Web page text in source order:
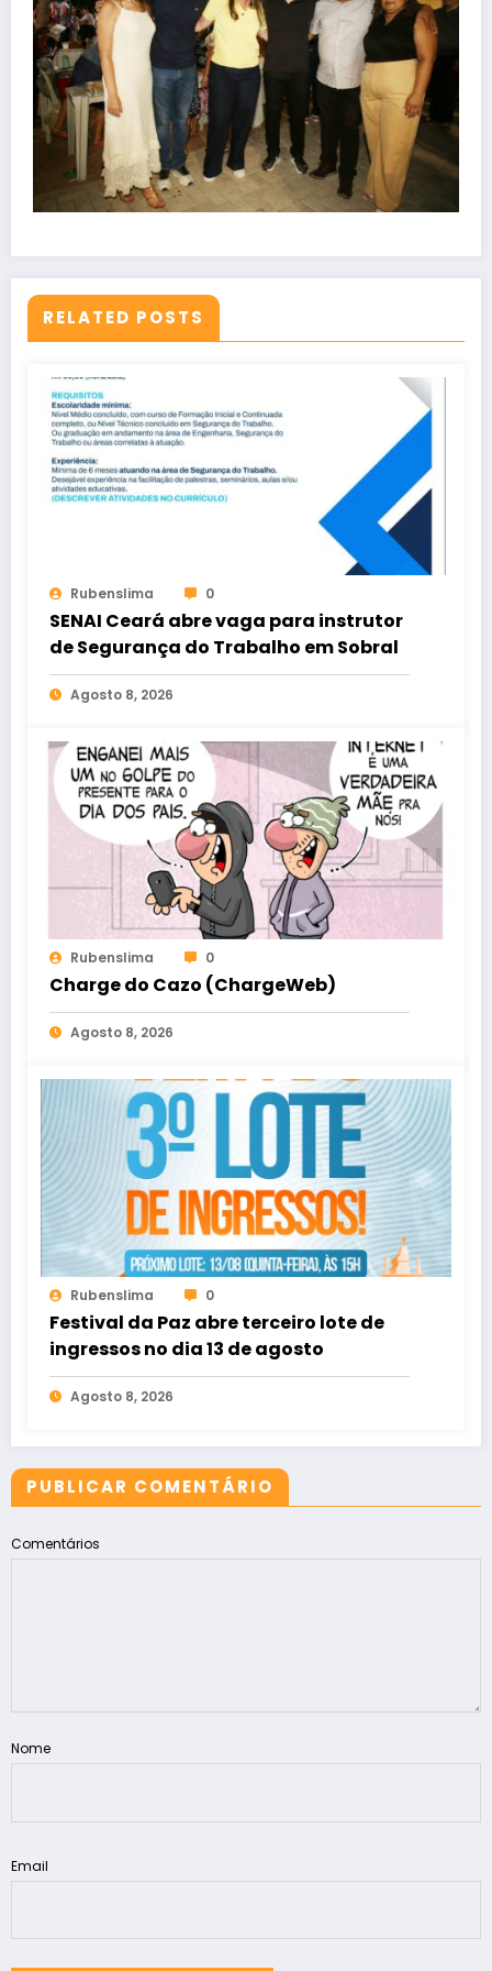
RELATED POSTS
Rubenslima 0
SENAI Ceará abre vaga para instrutor
de Segurança do Trabalho em Sobral
Agosto 8, 2026
Rubenslima 0
Charge do Cazo (ChargeWeb)
Agosto 8, 2026
Rubenslima 0
Festival da Paz abre terceiro lote de
ingressos no dia 13 de agosto
Agosto 8, 2026
PUBLICAR COMENTÁRIO
Comentários
Nome
Email